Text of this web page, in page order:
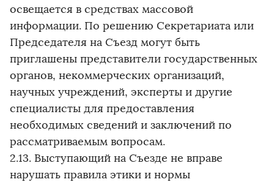
освещается в средствах массовой
информации. По решению Секретариата или
Председателя на Съезд могут быть
приглашены представители государственных
органов, некоммерческих организаций,
научных учреждений, эксперты и другие
специалисты для предоставления
необходимых сведений и заключений по
рассматриваемым вопросам.
2.13. Выступающий на Съезде не вправе
нарушать правила этики и нормы